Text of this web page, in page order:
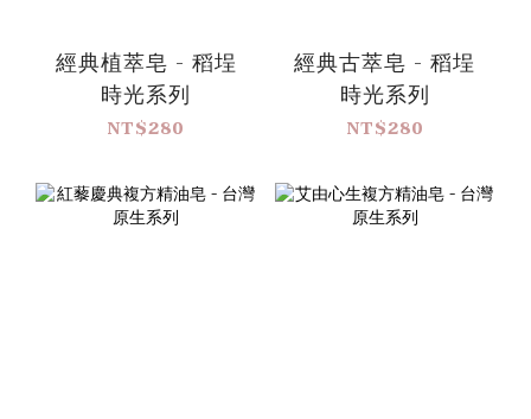
經典植萃皂 - 稻埕
時光系列
NT$280
經典古萃皂 - 稻埕
時光系列
NT$280